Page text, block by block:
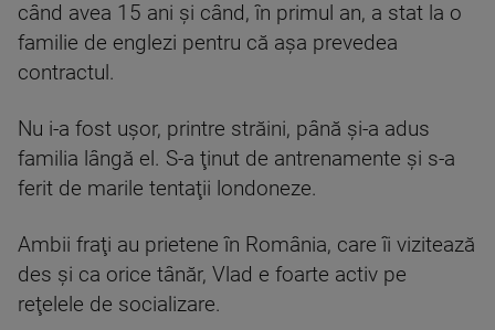
când avea 15 ani şi când, în primul an, a stat la o
familie de englezi pentru că aşa prevedea
contractul.
Nu i-a fost uşor, printre străini, până şi-a adus
familia lângă el. S-a ţinut de antrenamente şi s-a
ferit de marile tentaţii londoneze.
Ambii fraţi au prietene în România, care îi vizitează
des şi ca orice tânăr, Vlad e foarte activ pe
reţelele de socializare.